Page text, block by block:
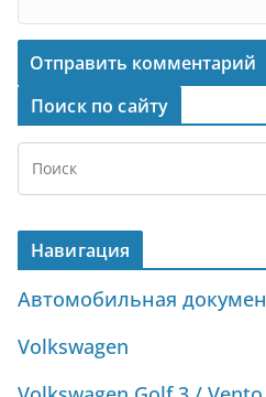
Поиск по сайту
Навигация
Автомобильная
Volkswagen